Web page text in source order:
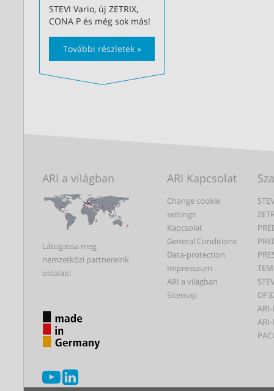
STEVI Vario, új ZETRIX,
CONA P és még sok más!
További részletek »
ARI a világban
Látogassa meg
nemzetközi partnereink
oldalait!
ARI Kapcsolat
Change cookie
settings
Kapcsolat
General Conditions
Data-protection
Impresszum
ARI a világban
Sitemap